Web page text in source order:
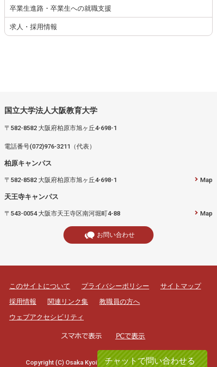
卒業生進路・卒業生への就職支援
求人・採用情報
国立大学法人大阪教育大学
〒582-8582 大阪府柏原市旭ヶ丘4-698-1
電話番号(072)976-3211（代表）
柏原キャンパス
〒582-8582 大阪府柏原市旭ヶ丘4-698-1 Map
天王寺キャンパス
〒543-0054 大阪市天王寺区南河堀町4-88 Map
お問い合わせ
このサイトについて プライバシーポリシー
サイトマップ
採用情報
関連リンク集
教職員の方へ
ウェブアクセシビリティ
Copyright (C) Osaka Kyoiku University. All rights reserved.
チャットで問い合わせる